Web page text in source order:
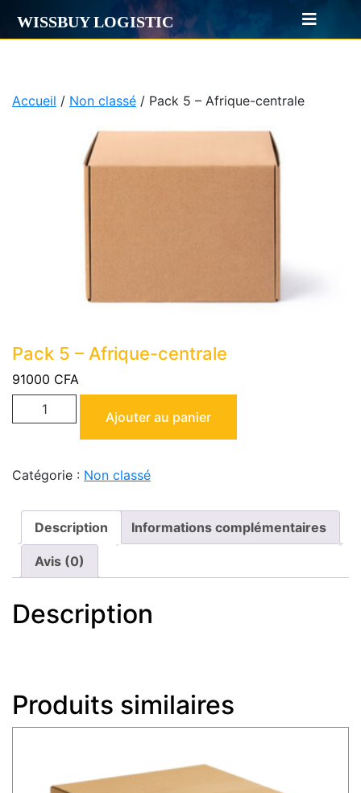
WISSBUY LOGISTIC
Accueil / Non classé / Pack 5 – Afrique-centrale
Pack 5 – Afrique-centrale
91000 CFA
Ajouter au panier
Catégorie : Non classé
Description Informations complémentaires
Avis (0)
Description
Produits similaires